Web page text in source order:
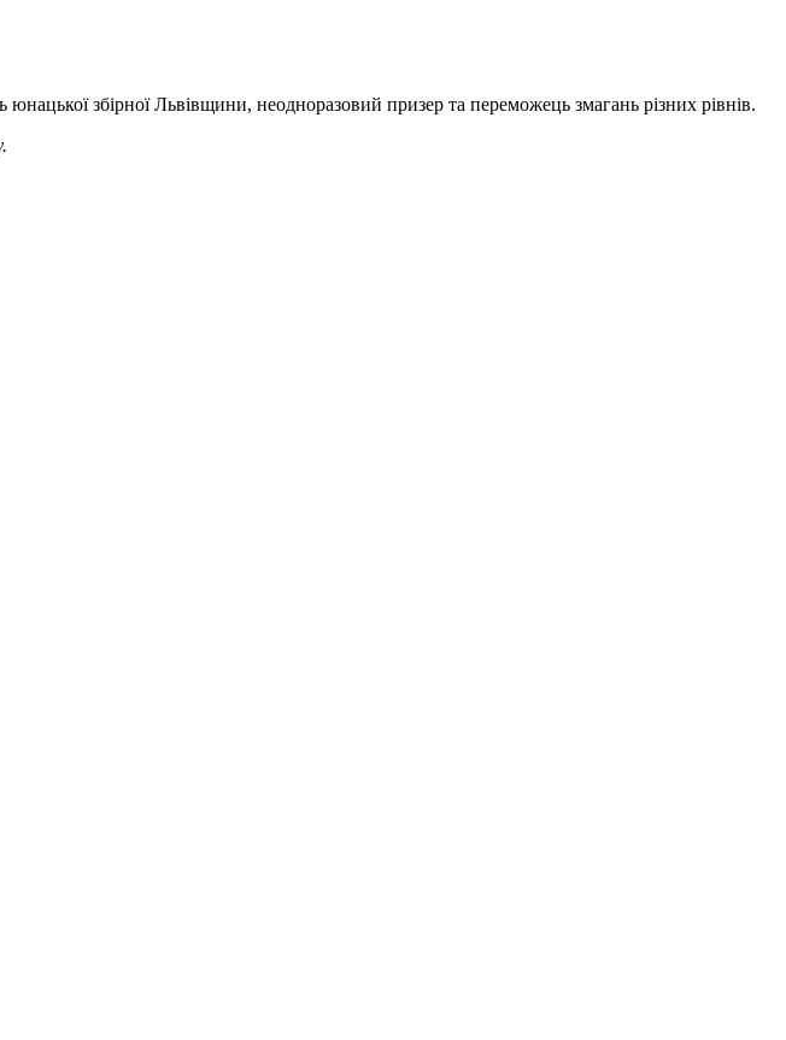
збірної Львівщини, неодноразовий призер та переможець змагань різних рівнів.